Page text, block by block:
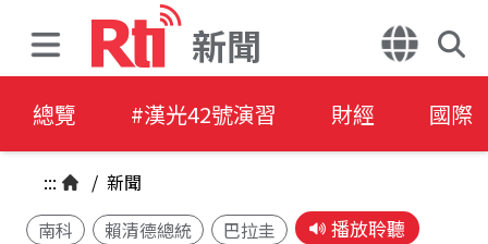
新聞
總覽 #漢光42號演習 財經 國際
::: / 新聞
南科
賴清德總統 巴拉圭 播放聆聽